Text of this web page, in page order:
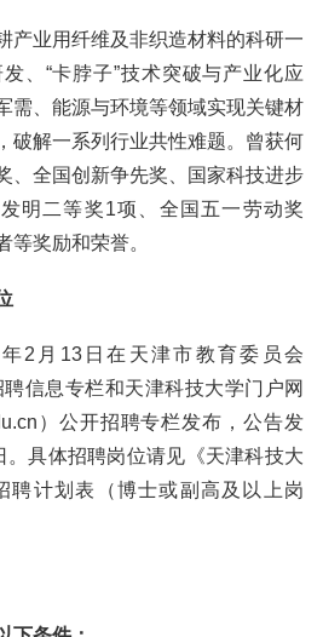
产业用纤维及非织造材料的科研一
、“卡脖子”技术突破与产业化应
需、能源与环境等领域实现关键材
破解一系列行业共性难题。曾获何
、全国创新争先奖、国家科技进步
明二等奖1项、全国五一劳动奖
等奖励和荣誉。
2月13日在天津市教育委员会
聘信息专栏和天津科技大学门户网
）公开招聘专栏发布，公告发
具体招聘岗位请见《天津科技大
聘计划表（博士或副高及以上岗